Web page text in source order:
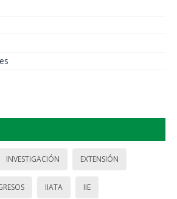
INVESTIGACIÓN EXTENSIÓN
IIATA IIE